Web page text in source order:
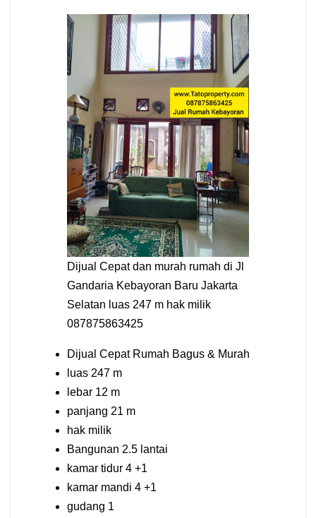
Dijual Cepat dan murah rumah di Jl
Gandaria Kebayoran Baru Jakarta
Selatan luas 247 m hak milik
087875863425
Dijual Cepat Rumah Bagus & Murah
luas 247 m
lebar 12 m
panjang 21 m
hak milik
Bangunan 2.5 lantai
kamar tidur 4 +1
kamar mandi 4 +1
gudang 1